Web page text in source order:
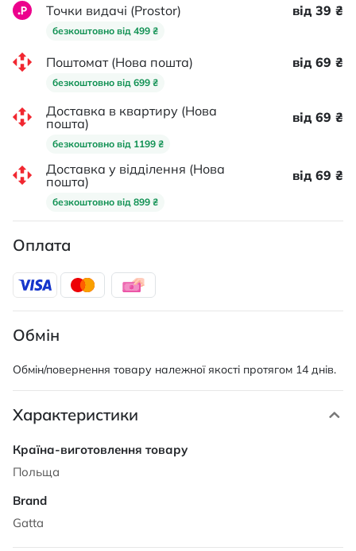
Точки видачі (Prostor)
безкоштовно від 499 ₴
від 39 ₴
Поштомат (Нова пошта)
безкоштовно від 699 ₴
від 69 ₴
Доставка в квартиру (Нова
пошта)
безкоштовно від 1199 ₴
від 69 ₴
Доставка у відділення (Нова
пошта)
безкоштовно від 899 ₴
від 69 ₴
Оплата
Обмін
Обмін/повернення товару належної якості протягом 14 днів.
Характеристики
Характеристики
Польща
Gatta